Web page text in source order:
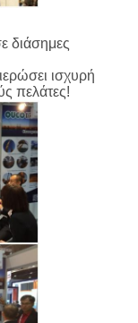
διάσημες
ισχυρή
πελάτες!